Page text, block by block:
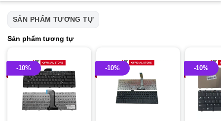
SẢN PHẨM TƯƠNG TỰ
Sản phẩm tương tự
-10% -10% -10%